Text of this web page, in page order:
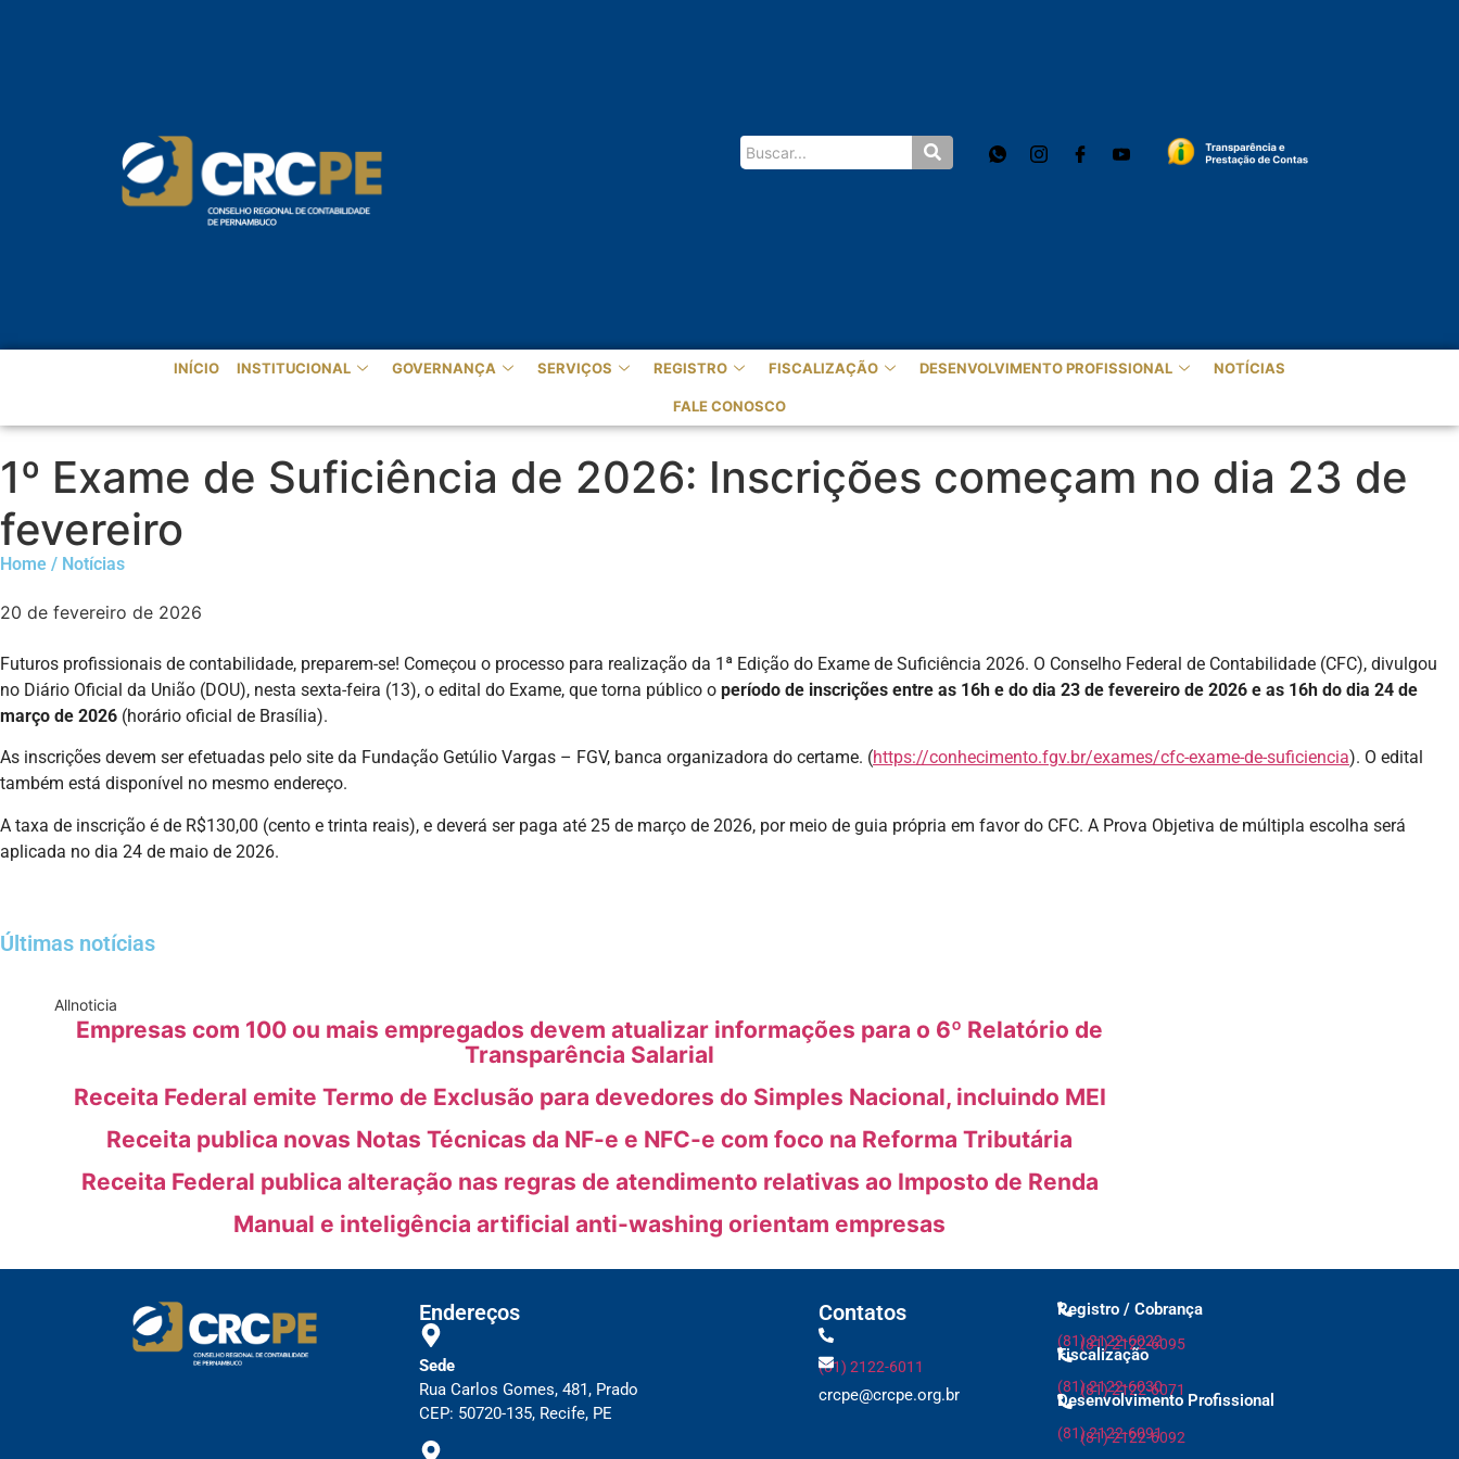
INÍCIO INSTITUCIONAL GOVERNANÇA SERVIÇOS REGISTRO FISCALIZAÇÃO DESENVOLVIMENTO PROFISSIONAL NOTÍCIAS
FALE CONOSCO
1º Exame de Suficiência de 2026: Inscrições começam no dia 23 de
fevereiro
Home / Notícias
20 de fevereiro de 2026
Futuros profissionais de contabilidade, preparem-se! Começou o processo para realização da 1ª Edição do Exame de Suficiência 2026. O Conselho Federal de Contabilidade (CFC), divulgou
no Diário Oficial da União (DOU), nesta sexta-feira (13), o edital do Exame, que torna público o período de inscrições entre as 16h e do dia 23 de fevereiro de 2026 e as 16h do dia 24 de
março de 2026 (horário oficial de Brasília).
As inscrições devem ser efetuadas pelo site da Fundação Getúlio Vargas – FGV, banca organizadora do certame. (https://conhecimento.fgv.br/exames/cfc-exame-de-suficiencia). O edital
também está disponível no mesmo endereço.
A taxa de inscrição é de R$130,00 (cento e trinta reais), e deverá ser paga até 25 de março de 2026, por meio de guia própria em favor do CFC. A Prova Objetiva de múltipla escolha será
aplicada no dia 24 de maio de 2026.
Últimas notícias
Allnoticia
Empresas com 100 ou mais empregados devem atualizar informações para o 6º Relatório de
Transparência Salarial
Receita Federal emite Termo de Exclusão para devedores do Simples Nacional, incluindo MEI
Receita publica novas Notas Técnicas da NF-e e NFC-e com foco na Reforma Tributária
Receita Federal publica alteração nas regras de atendimento relativas ao Imposto de Renda
Manual e inteligência artificial anti-washing orientam empresas
Endereços
Sede
Rua Carlos Gomes, 481, Prado
CEP: 50720-135, Recife, PE
Contatos
(81) 2122-6011
crcpe@crcpe.org.br
Registro / Cobrança
(81) 2122-6022
(81) 2122-6095
Fiscalização
(81) 2122-6030
(81) 2122-6071
Desenvolvimento Profissional
(81) 2122-6091
(81) 2122-6092